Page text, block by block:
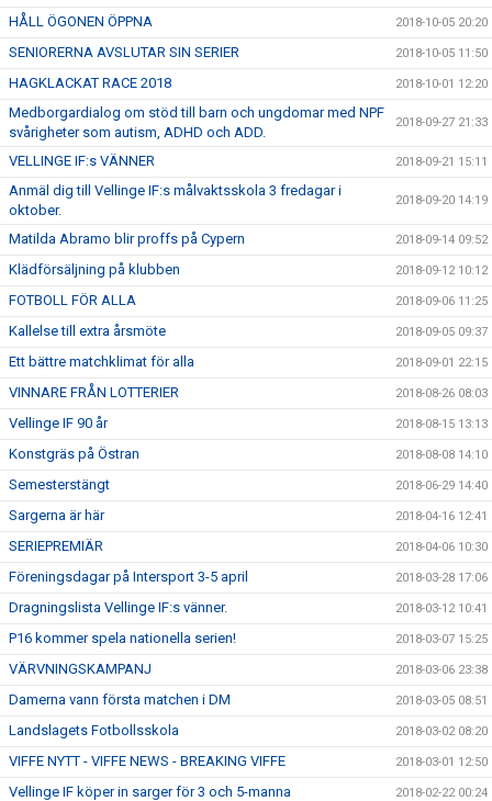
HÅLL ÖGONEN ÖPPNA 2018-10-05 20:20
SENIORERNA AVSLUTAR SIN SERIER 2018-10-05 11:50
HAGKLACKAT RACE 2018 2018-10-01 12:20
Medborgardialog om stöd till barn och ungdomar med NPF
svårigheter som autism, ADHD och ADD.
2018-09-27 21:33
VELLINGE IF:s VÄNNER 2018-09-21 15:11
Anmäl dig till Vellinge IF:s målvaktsskola 3 fredagar i
oktober.
2018-09-20 14:19
Matilda Abramo blir proffs på Cypern 2018-09-14 09:52
Klädförsäljning på klubben 2018-09-12 10:12
FOTBOLL FÖR ALLA 2018-09-06 11:25
Kallelse till extra årsmöte 2018-09-05 09:37
Ett bättre matchklimat för alla 2018-09-01 22:15
VINNARE FRÅN LOTTERIER 2018-08-26 08:03
Vellinge IF 90 år 2018-08-15 13:13
Konstgräs på Östran 2018-08-08 14:10
Semesterstängt 2018-06-29 14:40
Sargerna är här 2018-04-16 12:41
SERIEPREMIÄR 2018-04-06 10:30
Föreningsdagar på Intersport 3-5 april 2018-03-28 17:06
Dragningslista Vellinge IF:s vänner. 2018-03-12 10:41
P16 kommer spela nationella serien! 2018-03-07 15:25
VÄRVNINGSKAMPANJ 2018-03-06 23:38
Damerna vann första matchen i DM 2018-03-05 08:51
Landslagets Fotbollsskola 2018-03-02 08:20
VIFFE NYTT - VIFFE NEWS - BREAKING VIFFE 2018-03-01 12:50
Vellinge IF köper in sarger för 3 och 5-manna 2018-02-22 00:24